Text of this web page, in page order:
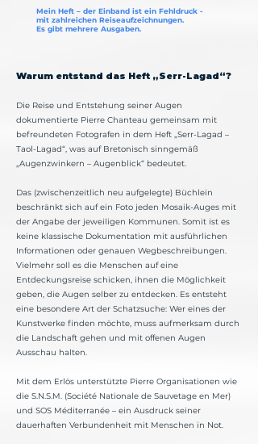
Mein Heft – der Einband ist ein Fehldruck -
mit zahlreichen Reiseaufzeichnungen.
Es gibt mehrere Ausgaben.
Warum entstand das Heft „Serr-Lagad“?
Die Reise und Entstehung seiner Augen
dokumentierte Pierre Chanteau gemeinsam mit
befreundeten Fotografen in dem Heft „Serr-Lagad –
Taol-Lagad“, was auf Bretonisch sinngemäß
„Augenzwinkern – Augenblick“ bedeutet.
Das (zwischenzeitlich neu aufgelegte) Büchlein
beschränkt sich auf ein Foto jeden Mosaik-Auges mit
der Angabe der jeweiligen Kommunen. Somit ist es
keine klassische Dokumentation mit ausführlichen
Informationen oder genauen Wegbeschreibungen.
Vielmehr soll es die Menschen auf eine
Entdeckungsreise schicken, ihnen die Möglichkeit
geben, die Augen selber zu entdecken. Es entsteht
eine besondere Art der Schatzsuche: Wer eines der
Kunstwerke finden möchte, muss aufmerksam durch
die Landschaft gehen und mit offenen Augen
Ausschau halten.
Mit dem Erlös unterstützte Pierre Organisationen wie
die S.N.S.M. (Société Nationale de Sauvetage en Mer)
und SOS Méditerranée – ein Ausdruck seiner
dauerhaften Verbundenheit mit Menschen in Not.